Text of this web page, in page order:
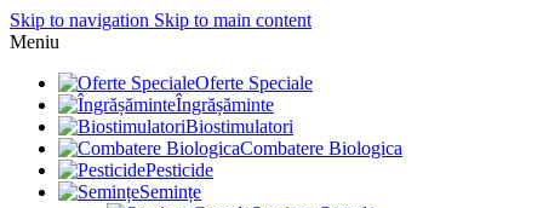
Skip to navigation Skip to main content
Meniu
Oferte Speciale
Îngrășăminte
Biostimulatori
Combatere Biologica
Pesticide
Semințe